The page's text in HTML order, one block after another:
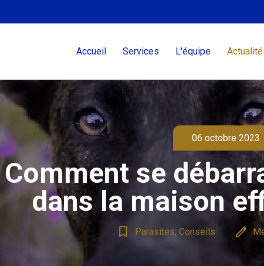
Accueil Services L'équipe
06 octobre 2023
Comment se
dans la maison
bookmark_border Parasites, Conseils edit